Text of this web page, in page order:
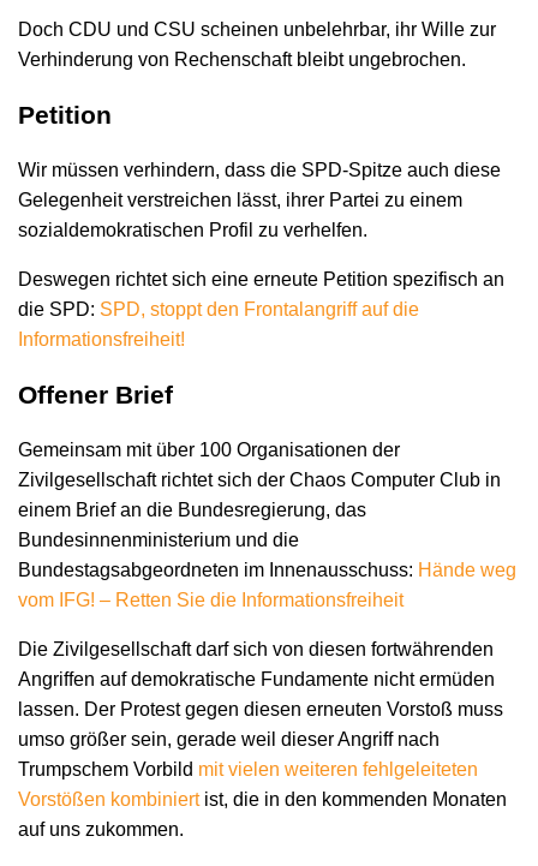
Doch CDU und CSU scheinen unbelehrbar, ihr Wille zur
Verhinderung von Rechenschaft bleibt ungebrochen.
Petition
Wir müssen verhindern, dass die SPD-Spitze auch diese
Gelegenheit verstreichen lässt, ihrer Partei zu einem
sozialdemokratischen Profil zu verhelfen.
Deswegen richtet sich eine erneute Petition spezifisch an
die SPD: SPD, stoppt den Frontalangriff auf die
Informationsfreiheit!
Offener Brief
Gemeinsam mit über 100 Organisationen der
Zivilgesellschaft richtet sich der Chaos Computer Club in
einem Brief an die Bundesregierung, das
Bundesinnenministerium und die
Bundestagsabgeordneten im Innenausschuss: Hände weg
vom IFG! – Retten Sie die Informationsfreiheit
Die Zivilgesellschaft darf sich von diesen fortwährenden
Angriffen auf demokratische Fundamente nicht ermüden
lassen. Der Protest gegen diesen erneuten Vorstoß muss
umso größer sein, gerade weil dieser Angriff nach
Trumpschem Vorbild mit vielen weiteren fehlgeleiteten
Vorstößen kombiniertist, die in den kommenden Monaten
auf uns zukommen.